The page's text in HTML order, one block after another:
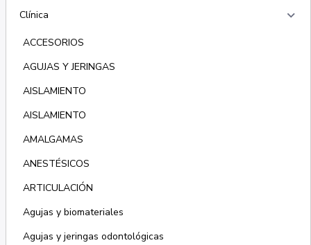
Clínica keyboard_arrow_right
ACCESORIOS
AGUJAS Y JERINGAS
AISLAMIENTO
AISLAMIENTO
AMALGAMAS
ANESTÉSICOS
ARTICULACIÓN
Agujas y biomateriales
Agujas y jeringas odontológicas